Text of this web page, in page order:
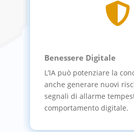

Benessere Digitale
L’IA può potenziare la
anche generare nuovi
segnali di allarme
comportamento digitale.